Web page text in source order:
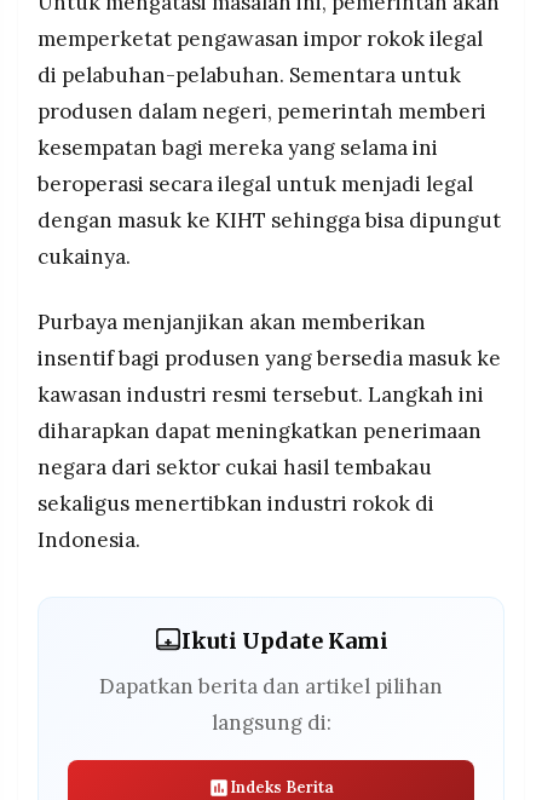
memperketat pengawasan impor rokok ilegal
di pelabuhan-pelabuhan. Sementara untuk
produsen dalam negeri, pemerintah memberi
kesempatan bagi mereka yang selama ini
beroperasi secara ilegal untuk menjadi legal
dengan masuk ke KIHT sehingga bisa dipungut
cukainya.
Purbaya menjanjikan akan memberikan
insentif bagi produsen yang bersedia masuk ke
kawasan industri resmi tersebut. Langkah ini
diharapkan dapat meningkatkan penerimaan
negara dari sektor cukai hasil tembakau
sekaligus menertibkan industri rokok di
Indonesia.
Ikuti Update Kami
Dapatkan berita dan artikel pilihan
langsung di:
Indeks Berita